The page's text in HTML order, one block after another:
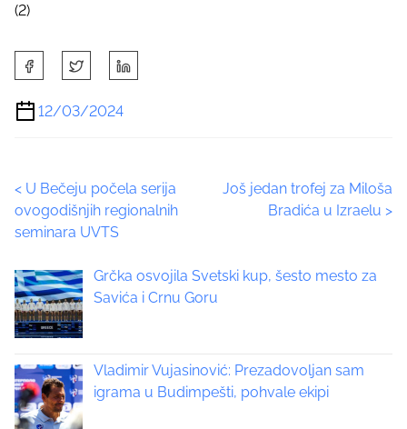
(2)
h
a
r
h
i
s
o
s
t
o
n
:
12/03/2024
P
o
s
t
s
n
a
< U Bečeju počela serija
ovogodišnjih regionalnih
seminara UVTS
Još jedan trofej za Miloša
Bradića u Izraelu >
Grčka osvojila Svetski kup, šesto mesto za
Savića i Crnu Goru
Vladimir Vujasinović: Prezadovoljan sam
igrama u Budimpešti, pohvale ekipi